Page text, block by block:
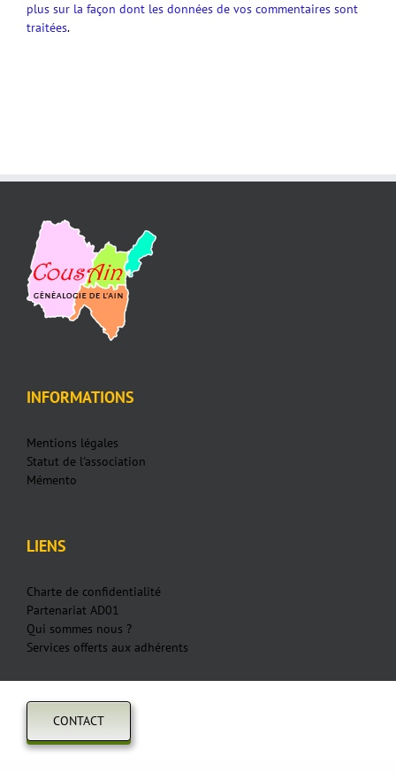
plus sur la façon dont les données de vos commentaires sont
traitées.
INFORMATIONS
Mentions légales
Statut de l'association
Mémento
LIENS
Charte de confidentialité
Partenariat AD01
Qui sommes nous ?
Services offerts aux adhérents
CONTACT